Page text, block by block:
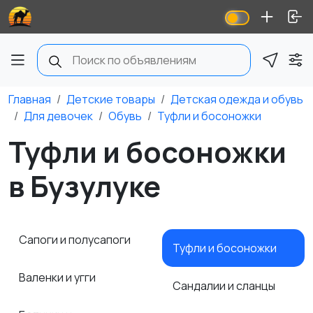
Главная Детские товары
Детская одежда и обувь
Для девочек
Обувь Туфли и босоножки
Туфли и босоножки
в Бузулуке
Сапоги и полусапоги
Валенки и угги
Туфли и босоножки
Сандалии и сланцы